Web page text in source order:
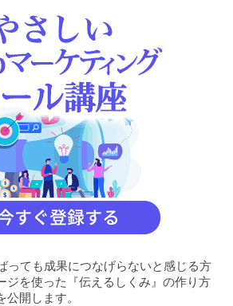
っても成果につなげらないと感じる方
ジを使った『伝えるしくみ』の作り方
開します。